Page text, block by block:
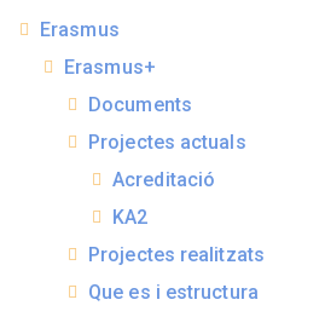
Erasmus
Erasmus+
Documents
Projectes actuals
Acreditació
KA2
Projectes realitzats
Que es i estructura